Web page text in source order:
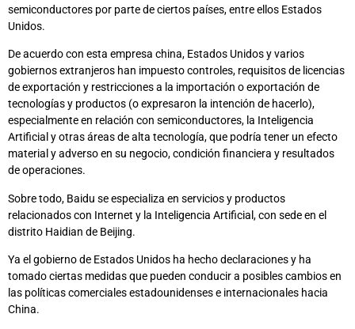
semiconductores por parte de ciertos países, entre ellos Estados
Unidos.
De acuerdo con esta empresa china, Estados Unidos y varios
gobiernos extranjeros han impuesto controles, requisitos de licencias
de exportación y restricciones a la importación o exportación de
tecnologías y productos (o expresaron la intención de hacerlo),
especialmente en relación con semiconductores, la Inteligencia
Artificial y otras áreas de alta tecnología, que podría tener un efecto
material y adverso en su negocio, condición financiera y resultados
de operaciones.
Sobre todo, Baidu se especializa en servicios y productos
relacionados con Internet y la Inteligencia Artificial, con sede en el
distrito Haidian de Beijing.
Ya el gobierno de Estados Unidos ha hecho declaraciones y ha
tomado ciertas medidas que pueden conducir a posibles cambios en
las políticas comerciales estadounidenses e internacionales hacia
China.